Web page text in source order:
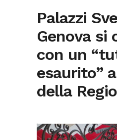
Palazzi
Genova si
con un
esaurito”
della